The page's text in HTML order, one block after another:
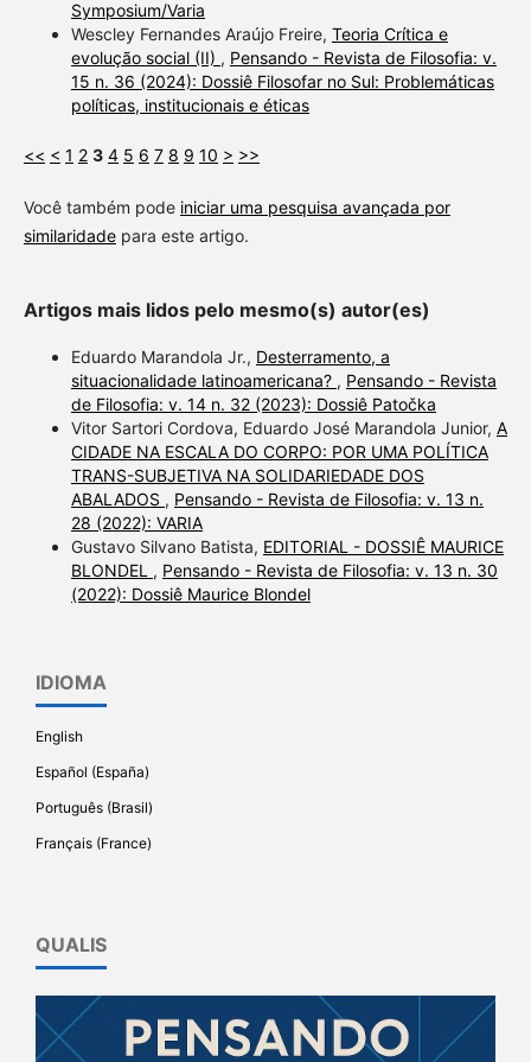
Symposium/Varia
Wescley Fernandes Araújo Freire, Teoria Crítica e
evolução social (II) , Pensando - Revista de Filosofia: v.
15 n. 36 (2024): Dossiê Filosofar no Sul: Problemáticas
políticas, institucionais e éticas
<< < 1 2 3 4 5 6 7 8 9 10 > >>
Você também pode iniciar uma pesquisa avançada por
similaridadepara este artigo.
Artigos mais lidos pelo mesmo(s) autor(es)
Eduardo Marandola Jr., Desterramento, a
situacionalidade latinoamericana? , Pensando - Revista
de Filosofia: v. 14 n. 32 (2023): Dossiê Patočka
Vitor Sartori Cordova, Eduardo José Marandola Junior, A
CIDADE NA ESCALA DO CORPO: POR UMA POLÍTICA
TRANS-SUBJETIVA NA SOLIDARIEDADE DOS
ABALADOS , Pensando - Revista de Filosofia: v. 13 n.
28 (2022): VARIA
Gustavo Silvano Batista, EDITORIAL - DOSSIÊ MAURICE
BLONDEL , Pensando - Revista de Filosofia: v. 13 n. 30
(2022): Dossiê Maurice Blondel
IDIOMA
English
Español (España)
Português (Brasil)
Français (France)
QUALIS